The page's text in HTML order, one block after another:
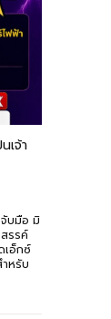
เจ้า
จับมือ มิ
รรค์
เอ็กซ์
หรับ